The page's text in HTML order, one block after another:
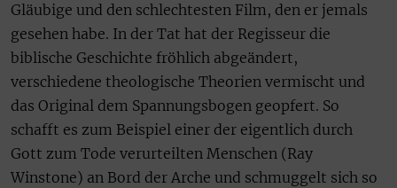
Gläubige und den schlechtesten Film, den er jemals
gesehen habe. In der Tat hat der Regisseur die
biblische Geschichte fröhlich abgeändert,
verschiedene theologische Theorien vermischt und
das Original dem Spannungsbogen geopfert. So
schafft es zum Beispiel einer der eigentlich durch
Gott zum Tode verurteilten Menschen (Ray
Winstone) an Bord der Arche und schmuggelt sich so